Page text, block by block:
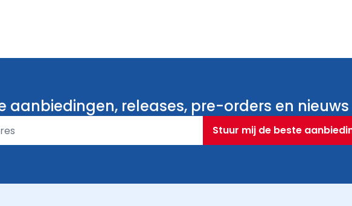
aanbiedingen, releases, pre-orders en
Stuur mij de beste